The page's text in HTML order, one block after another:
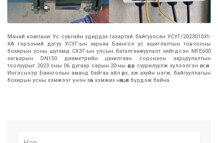
Манай компани Ус сувгийн удирдах газартай байгуулсан УСУГ/202301031-
ХА гэрээний дагуу УСУГ-ын харьяа Баянгол ус ашиглалтын товчооны
бохирын усны шугамд СХЗГ-ын улсын баталгаажуулалт хийгдсэн MFE600
загварын DN150 диаметрийн цахилгаан соронзон зарцуулалтын
тоолуурыг 2023 оны 06 дугаар сарын 20-ны өдөр суурилуулж хүлээлгэн өгсөн.
Ингэснээр Баянголын аманд байгаа айл өрх, аж ахуйн нэгж, байгууллагын
бохирын усны хэмжээг үнэн зөв хэмжих нөхцөл бүрдэж байна.